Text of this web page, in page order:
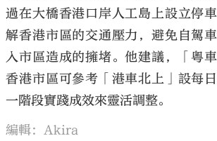
過在大橋香港口岸人工島上設立停
解香港市區的交通壓力，避免自駕
入市區造成的擁堵。他建議，「粵
香港市區可參考「港車北上」設每
一階段實踐成效來靈活調整。
編輯：Akira